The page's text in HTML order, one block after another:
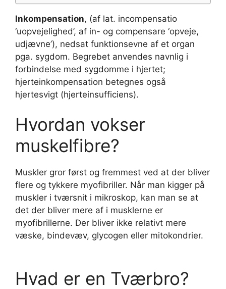
Inkompensation, (af lat. incompensatio
‘uopvejelighed’, af in- og compensare ‘opveje,
udjævne’), nedsat funktionsevne af et organ
pga. sygdom. Begrebet anvendes navnlig i
forbindelse med sygdomme i hjertet;
hjerteinkompensation betegnes også
hjertesvigt (hjerteinsufficiens).
Hvordan vokser
muskelfibre?
Muskler gror først og fremmest ved at der bliver
flere og tykkere myofibriller. Når man kigger på
muskler i tværsnit i mikroskop, kan man se at
det der bliver mere af i musklerne er
myofibrillerne. Der bliver ikke relativt mere
væske, bindevæv, glycogen eller mitokondrier.
Hvad er en Tværbro?